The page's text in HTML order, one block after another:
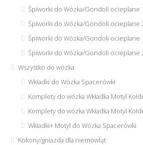
Śpiworki do Wózka/Gondoli ocieplane
Śpiworki do Wózka/Gondoli ocieplane
Śpiworki do Wózka/Gondoli ocieplane
Śpiworki do Wózka/Gondoli ocieplane
Wszystko do wózka
Wkładki do Wózka Spacerówki
Komplety do wózka Wkładka Motyl
Komplety do wózka Wkładka Motyl
Wkładki+ Motyl do Wózka Spacerówki
Kokony/gniazda dla niemowląt